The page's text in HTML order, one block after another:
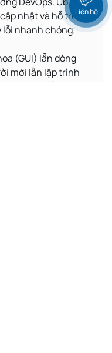
nhật và hỗ trợ
lỗi nhanh chóng.
(GUI) lẫn dòng
mới lẫn lập trình
giúp tiết kiệm tài
Liên hệ